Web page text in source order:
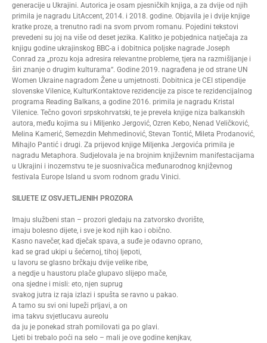
generacije u Ukrajini. Autorica je osam pjesničkih knjiga, a za dvije od njih
primila je nagradu LitAccent, 2014. i 2018. godine. Objavila je i dvije knjige
kratke proze, a trenutno radi na svom prvom romanu. Pojedini tekstovi
prevedeni su joj na više od deset jezika. Kalitko je pobjednica natječaja za
knjigu godine ukrajinskog BBC-a i dobitnica poljske nagrade Joseph
Conrad za „prozu koja adresira relevantne probleme, tjera na razmišljanje i
širi znanje o drugim kulturama“. Godine 2019. nagrađena je od strane UN
Women Ukraine nagradom Žene u umjetnosti. Dobitnica je CEI stipendije
slovenske Vilenice, KulturKontaktove rezidencije za pisce te rezidencijalnog
programa Reading Balkans, a godine 2016. primila je nagradu Kristal
Vilenice. Tečno govori srpskohrvatski, te je prevela knjige niza balkanskih
autora, među kojima su i Miljenko Jergović, Ozren Kebo, Nenad Veličković,
Melina Kamerić, Semezdin Mehmedinović, Stevan Tontić, Mileta Prodanović,
Mihajlo Pantić i drugi. Za prijevod knjige Miljenka Jergovića primila je
nagradu Metaphora. Sudjelovala je na brojnim književnim manifestacijama
u Ukrajini i inozemstvu te je suosnivačica međunarodnog književnog
festivala Europe Island u svom rodnom gradu Vinici.
SILUETE IZ OSVJETLJENIH PROZORA
Imaju službeni stan – prozori gledaju na zatvorsko dvorište,
imaju bolesno dijete, i sve je kod njih kao i obično.
Kasno navečer, kad dječak spava, a suđe je odavno oprano,
kad se grad ukipi u šećernoj, tihoj ljepoti,
u lavoru se glasno brčkaju dvije velike ribe,
a negdje u haustoru plače glupavo slijepo mače,
ona sjedne i misli: eto, njen suprug
svakog jutra iz raja izlazi i spušta se ravno u pakao.
A tamo su svi oni lupeži prljavi, a on
ima takvu svjetlucavu aureolu
da ju je ponekad strah pomilovati ga po glavi.
Ljeti bi trebalo poći na selo – mali je ove godine kenjkav,